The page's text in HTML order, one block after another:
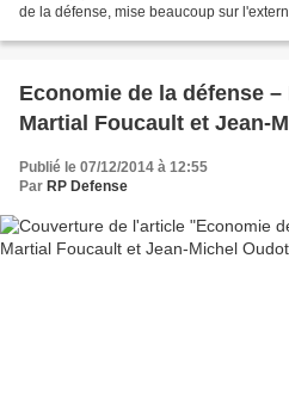
de la défense, mise beaucoup sur
Economie de la défense
Martial Foucault et Jean-
Publié le 07/12/2014 à 12:55
Par RP Defense